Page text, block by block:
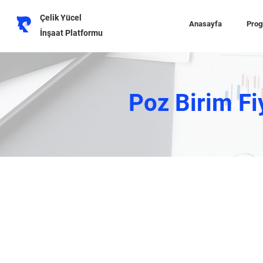
Çelik Yücel
İnşaat Platformu
Anasayfa
Poz Birim